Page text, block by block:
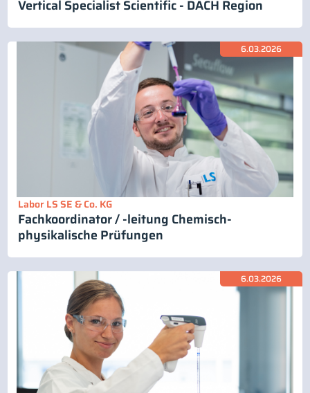
Vertical Specialist Scientific - DACH Region
6.03.2026
Labor LS SE & Co. KG
Fachkoordinator / -leitung Chemisch-
physikalische Prüfungen
6.03.2026